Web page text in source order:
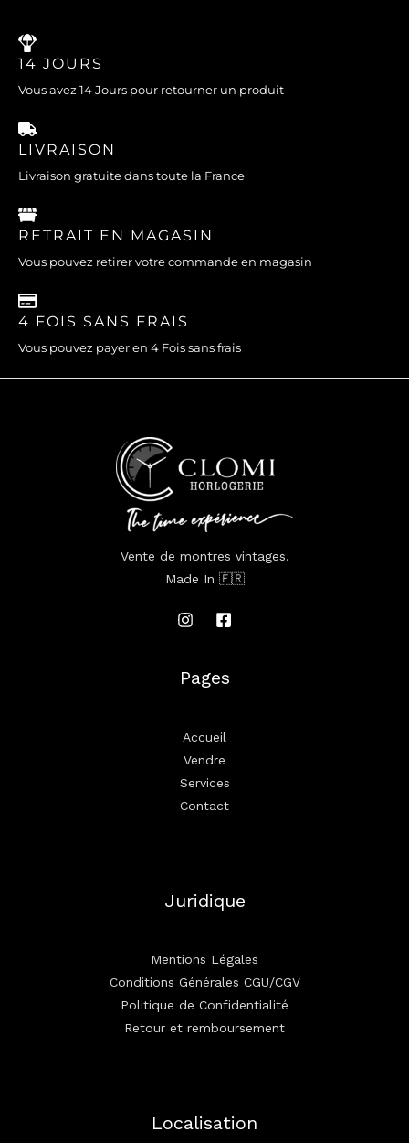
14 JOURS
Vous avez 14 Jours pour retourner un produit
LIVRAISON
Livraison gratuite dans toute la France
RETRAIT EN MAGASIN
Vous pouvez retirer votre commande en magasin
4 FOIS SANS FRAIS
Vous pouvez payer en 4 Fois sans frais
Vente de montres vintages.
Made In 🇫🇷
Pages
Accueil
Vendre
Services
Contact
Juridique
Mentions Légales
Conditions Générales CGU/CGV
Politique de Confidentialité
Retour et remboursement
Localisation